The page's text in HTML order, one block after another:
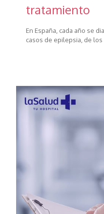
tratamiento
En España, cada año se
casos de epilepsia, de